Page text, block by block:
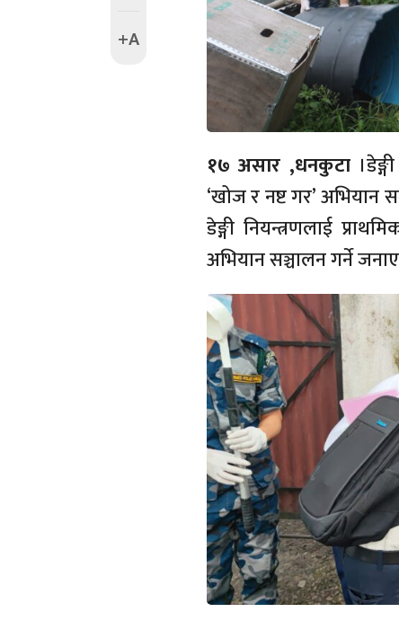
+A
१७ असार ,धनकुटा
‘खोज र नष्ट गर’
डेङ्गी नियन्त्रणलाई
अभियान सञ्चालन गर्ने